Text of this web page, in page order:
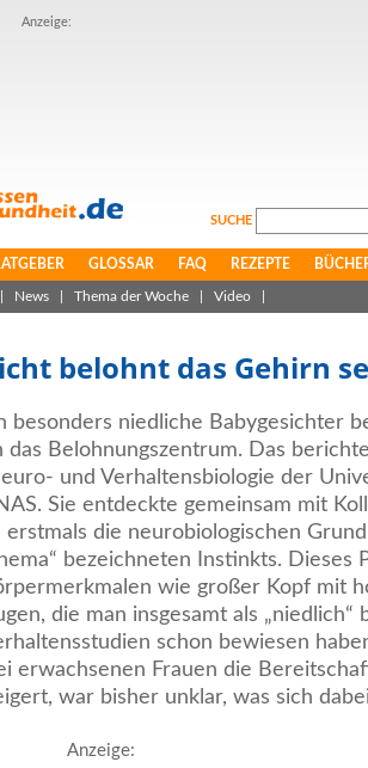
Anzeige:
SUCHE
GLOSSAR FAQ REZEPTE
News Thema der Woche Video
belohnt das Gehirn
besonders niedliche Babygesichter
das Belohnungszentrum. Das
und Verhaltensbiologie der
Sie entdeckte gemeinsam mit
erstmals die neurobiologischen
bezeichneten Instinkts. Dieses
wie großer Kopf mit
die man insgesamt als „niedlich“
schon bewiesen
erwachsenen Frauen die
war bisher unklar, was sich
Anzeige: